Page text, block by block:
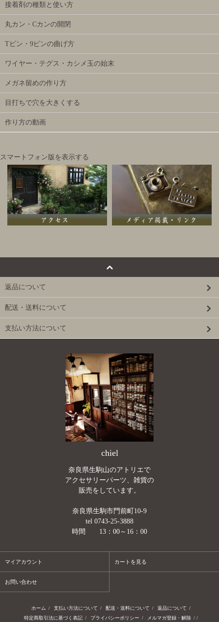
接着剤の種類と使い方
丸カン・Cカンの開閉
Tピン・9ピンの曲げ方
ワイヤー・テグス・カシメ玉の始末
メガネ留めの作り方
目打ちで穴を大きくする
作り方の動画
スマートフォン版を表示する
返品について
配送・送料について
支払い方法について
chiel
奈良県生駒山のアトリエで
アクセサリーパーツ、雑貨の
販売をしています。
奈良県生駒市門前町10-9
tel 0743-25-3888
時間 13：00～16：00
マイアカウント カートを見る
お問い合わせ
ホーム / 支払い方法について / 配送・送料について / 返品について /
特定商取引法に基づく表記 / プライバシーポリシー / メルマガ登録・解除 / /